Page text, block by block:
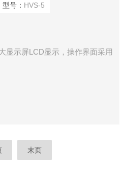
型号： HVS-5
显示屏LCD显示，操作界面采用
末页